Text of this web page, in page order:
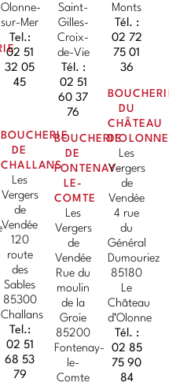
Olonne-
sur-Mer
Tel.:
02 51
32 05
45
BOUCHERIE
DE
CHALLANS
Les
Vergers
de
Vendée
120
route
des
Sables
85300
Challans
Tel.:
02 51
68 53
79
Saint-
Gilles-
Croix-
de-Vie
Tél. :
02 51
60 37
76
BOUCHERIE
DE
FONTENAY-
LE-
COMTE
Les
Vergers
de
Vendée
Rue du
moulin
de la
Groie
85200
Fontenay-
le-
Comte
Monts
Tél. :
02 72
75 01
36
DU
CHÂTEAU
D'OLONNE
Les
Vergers
de
Vendée
4 rue
du
Général
Dumouriez
85180
Le
Château
d’Olonne
Tél. :
02 85
75 90
84